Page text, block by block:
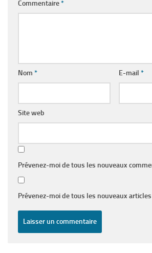
Commentaire*
Nom * E-mail *
Site web
Prévenez-moi de tous les nouveaux
Prévenez-moi de tous les nouveaux